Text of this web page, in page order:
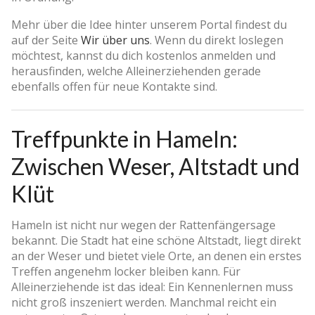
Mehr über die Idee hinter unserem Portal findest du
auf der Seite Wir über uns. Wenn du direkt loslegen
möchtest, kannst du dich kostenlos anmelden und
herausfinden, welche Alleinerziehenden gerade
ebenfalls offen für neue Kontakte sind.
Treffpunkte in Hameln:
Zwischen Weser, Altstadt und
Klüt
Hameln ist nicht nur wegen der Rattenfängersage
bekannt. Die Stadt hat eine schöne Altstadt, liegt direkt
an der Weser und bietet viele Orte, an denen ein erstes
Treffen angenehm locker bleiben kann. Für
Alleinerziehende ist das ideal: Ein Kennenlernen muss
nicht groß inszeniert werden. Manchmal reicht ein